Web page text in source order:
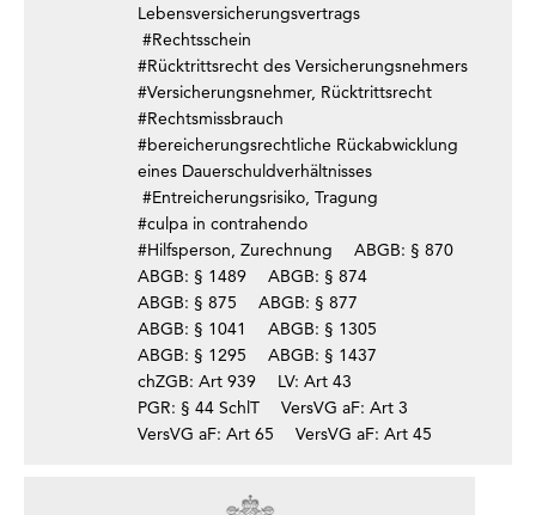
Lebensversicherungsvertrags
#Rechtsschein
#Rücktrittsrecht des Versicherungsnehmers
#Versicherungsnehmer, Rücktrittsrecht
#Rechtsmissbrauch
#bereicherungsrechtliche Rückabwicklung
eines Dauerschuldverhältnisses
#Entreicherungsrisiko, Tragung
#culpa in contrahendo
#Hilfsperson, Zurechnung
ABGB: § 870
ABGB: § 1489
ABGB: § 874
ABGB: § 875
ABGB: § 877
ABGB: § 1041
ABGB: § 1305
ABGB: § 1295
ABGB: § 1437
chZGB: Art 939
LV: Art 43
PGR: § 44 SchlT
VersVG aF: Art 3
VersVG aF: Art 65
VersVG aF: Art 45